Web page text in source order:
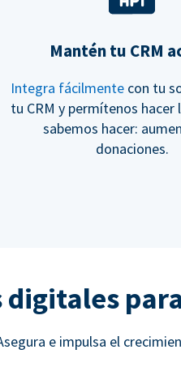
Mantén tu CRM
Integra fácilmente con tu
tu CRM y permítenos hacer
sabemos hacer:
donaciones.
e impulsa el